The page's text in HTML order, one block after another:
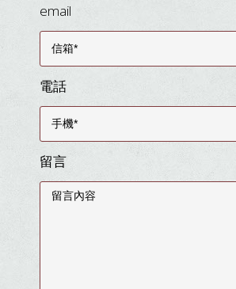
email
電話
留言